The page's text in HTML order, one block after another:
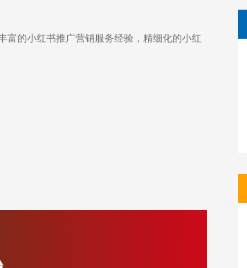
富的小红书推广营销服务经验，精细化的小红